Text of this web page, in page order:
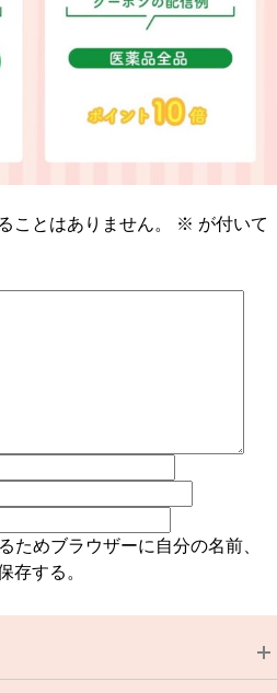
ことはありません。
※ が付いて
ためブラウザーに自分の名前、
存する。